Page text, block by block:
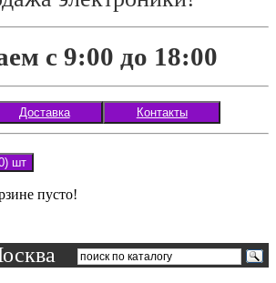
с 9:00 до 18:00
Доставка Контакты
шт
пусто!